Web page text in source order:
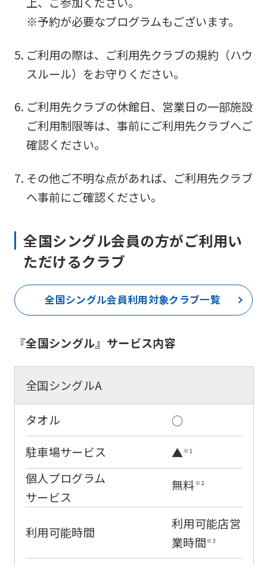
※予約が必要なプログラムもございます。
ご利用の際は、ご利用先クラブの規約（ハウ
スルール）をお守りください。
ご利用先クラブの休館日、営業日の一部施設
ご利用制限等は、事前にご利用先クラブへご
確認ください。
その他ご不明な点があれば、ご利用先クラブ
へ事前にご確認ください。
全国シングル会員の方がご利用い
ただけるクラブ
全国シングル会員利用対象クラブ一覧
『全国シングル』サービス内容
全国シングルA
タオル
○
駐車場サービス
▲※1
個人プログラム
サービス
無料※2
利用可能時間
利用可能店営
業時間※3
foreigners
Central
automatically
translated
into
English.
Click